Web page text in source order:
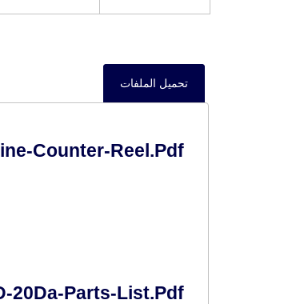
تحميل الملفات
Counter-Reel.pdf
20Da-Parts-List.pdf